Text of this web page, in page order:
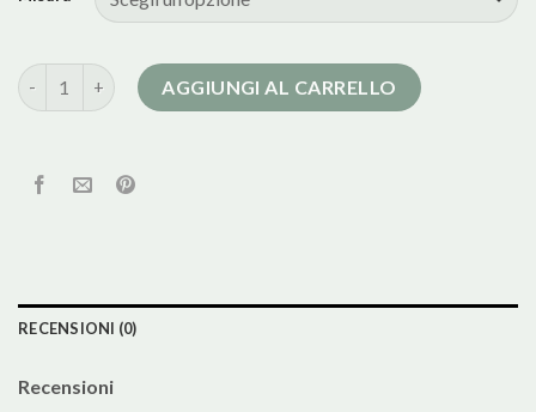
fay cappotto uomo quantitàAGGIUNGI AL CARRELLO
RECENSIONI (0)
Recensioni